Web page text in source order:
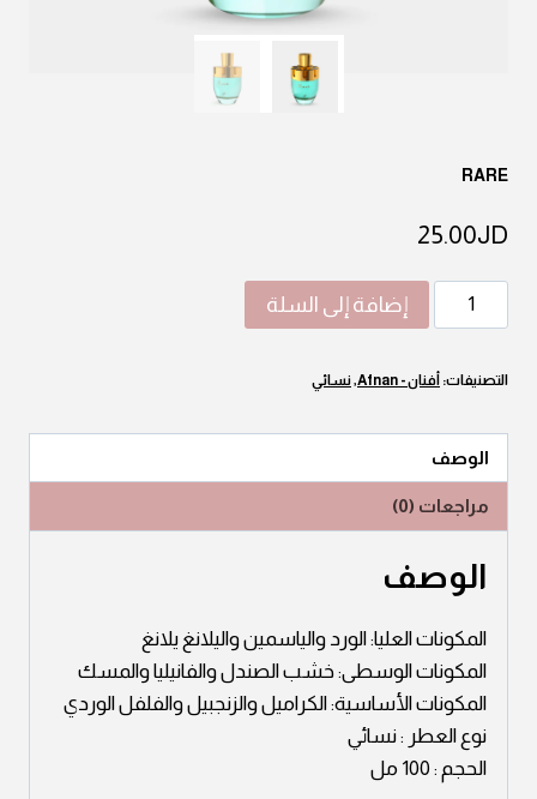
RARE
JD
25.00
كمية
RARE
إضافة إلى السلة
التصنيفات: أفنان - Afnan ,نسائي
الوصف
مراجعات (0)
الوصف
المكونات العليا: الورد والياسمين واليلانغ يلانغ
المكونات الوسطى: خشب الصندل والفانيليا والمسك
المكونات الأساسية: الكراميل والزنجبيل والفلفل الوردي
نوع العطر : نسائي
الحجم : 100 مل